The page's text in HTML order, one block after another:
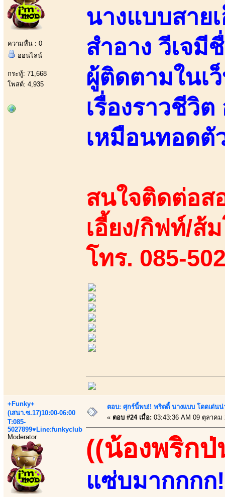
ความหื่น : 0
ออนไลน์
กระทู้: 71,668
โพสต์: 4,935
นางแบบสาย
สำอาง วีเจมี
ผู้ติดตามในเ
เรื่องราวชีวิ
เหมือนทอดตั
สนใจติดต่อส
เอี้ยง/กิฟท์/ส้
โทร. 085-
+Funky+
(เสนา.ซ.17)10:00-06:00
T:085-
5027899♥Line:funkyclub
Moderator
ตอบ: ศุกร์นี้พบ!! พริตตี้ นางแบบ โดดเด่นน่
« ตอบ #24 เมื่อ: 03:43:36 AM 09 ตุลาคม
((น้องพริกป่
แซ่บมากกกก